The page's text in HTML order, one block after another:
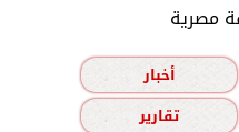
مصرية
أخبار
تقارير